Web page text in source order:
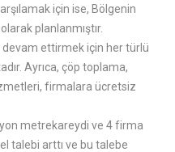
için ise, Bölgenin
planlanmıştır.
ettirmek için her türlü
Ayrıca, çöp toplama,
firmalara ücretsiz
metrekareydi ve 4 firma
talebi arttı ve bu talebe